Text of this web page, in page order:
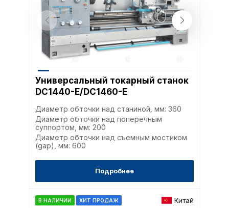
Универсальный токарный станок
DC1440-E/DC1460-E
Диаметр обточки над станиной, мм: 360
Диаметр обточки над поперечным
суппортом, мм: 200
Диаметр обточки над съемным мостиком
(gap), мм: 600
Подробнее
В НАЛИЧИИ ХИТ ПРОДАЖ Китай